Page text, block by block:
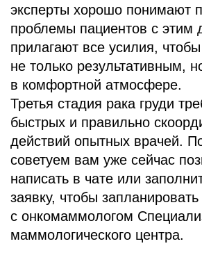
эксперты хорошо понимают
проблемы пациентов с этим
прилагают все усилия,
не только результативным,
в комфортной атмосфере.
Третья стадия рака груди
быстрых и правильно
действий опытных врачей.
советуем вам уже сейчас
написать в чате или
заявку, чтобы
с онкомаммологом
маммологического центра.